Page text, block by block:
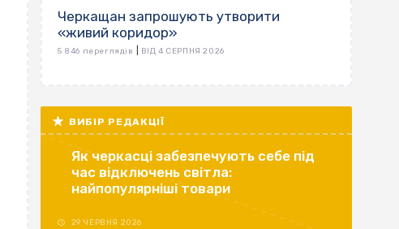
Черкащан запрошують утворити
«живий коридор»
5 846 переглядів ВІД 4 СЕРПНЯ 2026
ВИБІР РЕДАКЦІЇ
Як черкасці забезпечують себе під
час відключень світла:
найпопулярніші товари
29 ЧЕРВНЯ 2026